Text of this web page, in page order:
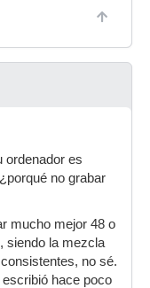
ordenador es
no grabar
mucho mejor 48 o
siendo la mezcla
no sé.
hace poco